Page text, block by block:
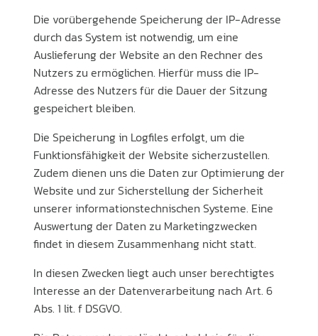
Die vorübergehende Speicherung der IP-Adresse
durch das System ist notwendig, um eine
Auslieferung der Website an den Rechner des
Nutzers zu ermöglichen. Hierfür muss die IP-
Adresse des Nutzers für die Dauer der Sitzung
gespeichert bleiben.
Die Speicherung in Logfiles erfolgt, um die
Funktionsfähigkeit der Website sicherzustellen.
Zudem dienen uns die Daten zur Optimierung der
Website und zur Sicherstellung der Sicherheit
unserer informationstechnischen Systeme. Eine
Auswertung der Daten zu Marketingzwecken
findet in diesem Zusammenhang nicht statt.
In diesen Zwecken liegt auch unser berechtigtes
Interesse an der Datenverarbeitung nach Art. 6
Abs. 1 lit. f DSGVO.